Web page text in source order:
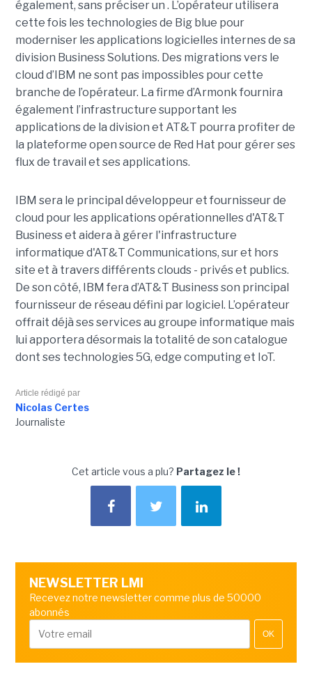
également, sans préciser un . L’opérateur utilisera
cette fois les technologies de Big blue pour
moderniser les applications logicielles internes de sa
division Business Solutions. Des migrations vers le
cloud d’IBM ne sont pas impossibles pour cette
branche de l’opérateur. La firme d’Armonk fournira
également l’infrastructure supportant les
applications de la division et AT&T pourra profiter de
la plateforme open source de Red Hat pour gérer ses
flux de travail et ses applications.
IBM sera le principal développeur et fournisseur de
cloud pour les applications opérationnelles d'AT&T
Business et aidera à gérer l'infrastructure
informatique d'AT&T Communications, sur et hors
site et à travers différents clouds - privés et publics.
De son côté, IBM fera d’AT&T Business son principal
fournisseur de réseau défini par logiciel. L’opérateur
offrait déjà ses services au groupe informatique mais
lui apportera désormais la totalité de son catalogue
dont ses technologies 5G, edge computing et IoT.
Article rédigé par
Nicolas Certes
Journaliste
Cet article vous a plu? Partagez le !
NEWSLETTER LMI
Recevez notre newsletter comme plus de 50000
abonnés
OK